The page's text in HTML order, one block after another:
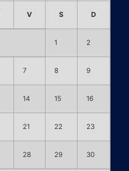
V S D
1 2
7 8 9
14 15 16
21 22 23
28 29 30